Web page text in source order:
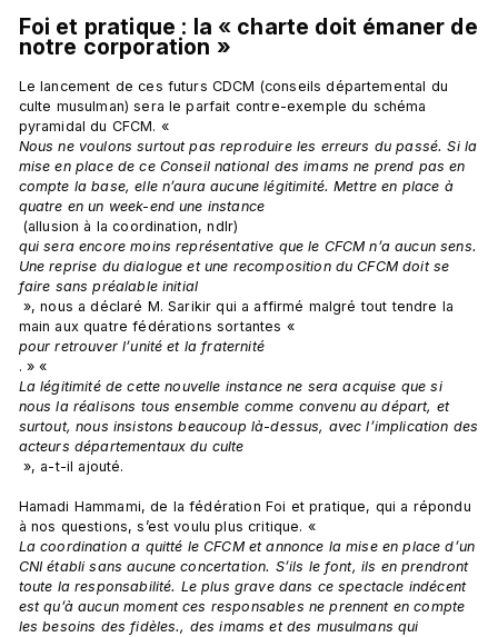
Foi et pratique : la « charte doit émaner de
notre corporation »
Le lancement de ces futurs CDCM (conseils départemental du
culte musulman) sera le parfait contre-exemple du schéma
pyramidal du CFCM. «
Nous ne voulons surtout pas reproduire les erreurs du passé. Si la
mise en place de ce Conseil national des imams ne prend pas en
compte la base, elle n’aura aucune légitimité. Mettre en place à
quatre en un week-end une instance
(allusion à la coordination, ndlr)
qui sera encore moins représentative que le CFCM n’a aucun sens.
Une reprise du dialogue et une recomposition du CFCM doit se
faire sans préalable initial
main aux quatre fédérations sortantes «
pour retrouver l’unité et la fraternité
. » «
La légitimité de cette nouvelle instance ne sera acquise que si
nous la réalisons tous ensemble comme convenu au départ, et
surtout, nous insistons beaucoup là-dessus, avec l’implication des
acteurs départementaux du culte
», a-t-il ajouté.
Hamadi Hammami, de la fédération Foi et pratique, qui a répondu
à nos questions, s’est voulu plus critique. «
La coordination a quitté le CFCM et annonce la mise en place d’un
CNI établi sans aucune concertation. S’ils le font, ils en prendront
toute la responsabilité. Le plus grave dans ce spectacle indécent
est qu’à aucun moment ces responsables ne prennent en compte
les besoins des fidèles., des imams et des musulmans qui